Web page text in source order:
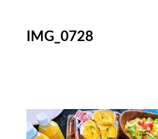
IMG_0728